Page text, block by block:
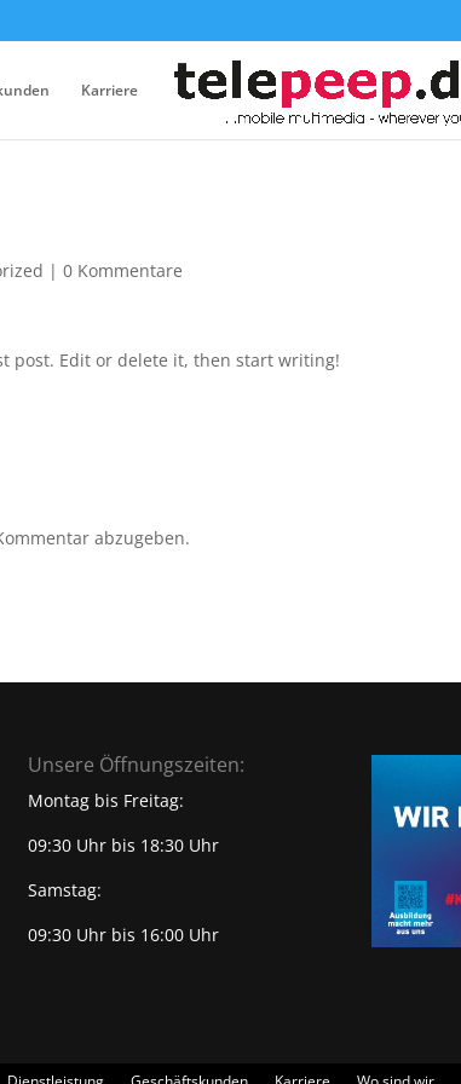
Karriere
|0 Kommentare
post. Edit or delete it, then start writing!
abzugeben.
Unsere Öffnungszeiten:
Montag bis Freitag:
09:30 Uhr bis 18:30 Uhr
Samstag:
09:30 Uhr bis 16:00 Uhr